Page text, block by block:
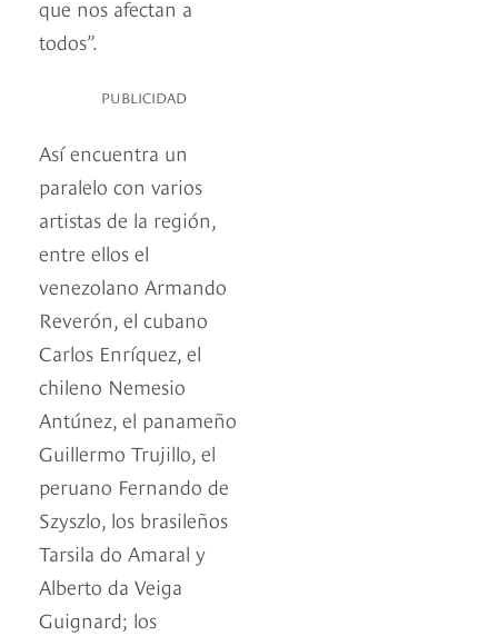
que nos afectan a
todos”.
PUBLICIDAD
Así encuentra un
paralelo con varios
artistas de la región,
entre ellos el
venezolano Armando
Reverón, el cubano
Carlos Enríquez, el
chileno Nemesio
Antúnez, el panameño
Guillermo Trujillo, el
peruano Fernando de
Szyszlo, los brasileños
Tarsila do Amaral y
Alberto da Veiga
Guignard; los